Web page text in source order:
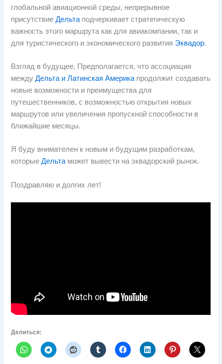
глобальной авиационной среды, непрерывное
присутствиеДельта подчеркивает стратегическую
важность этого маршрута как для авиакомпании, так и
для туристического и экономического развития Эквадор.
Взгляд в будущее, Предполагается, что ассоциация
междуДельта и Латинская Америка продолжит создавать
новые возможности и преимущества для
путешественников, с возможностью открытия новых
маршрутов или увеличения пропускной способности в
ближайшие месяцы.
Я буду внимателен к новым и будущим разработкам,
которыеДельтаможет вывести на эквадорский рынок.
Поздравляю и долгих лет!
Делиться: